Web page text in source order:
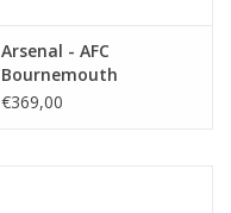
Arsenal - AFC
Bournemouth
€369,00